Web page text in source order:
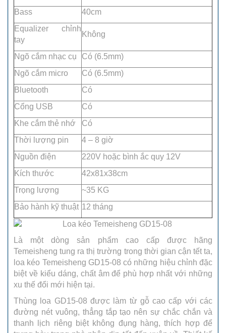
Bass
40cm
Equalizer chỉnh
tay
Không
Ngõ cắm nhạc cụ
Có (6.5mm)
Ngõ cắm micro
Có (6.5mm)
Bluetooth
Có
Cổng USB
Có
Khe cắm thẻ nhớ
Có
Thời lượng pin
4 – 8 giờ
Nguồn điện
220V hoặc bình ắc quy 12V
Kích thước
42x81x38cm
Trọng lượng
~35 KG
Bảo hành kỹ thuật 12 tháng
Là một dòng sản phẩm cao cấp được hãng
Temeisheng tung ra thị trường trong thời gian cận tết ta,
loa kéo Temeisheng GD15-08 có những hiệu chỉnh đặc
biệt về kiểu dáng, chất âm để phù hợp nhất với những
xu thế đổi mới hiện tại.
Thùng loa GD15-08 được làm từ gỗ cao cấp với các
đường nét vuông, thẳng tắp tạo nên sự chắc chắn và
thanh lịch riêng biệt không đụng hàng, thích hợp để